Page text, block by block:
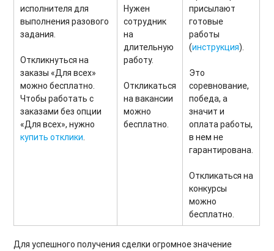
исполнителя для
выполнения разового
задания.
Откликнуться на
заказы «Для всех»
можно бесплатно.
Чтобы работать с
заказами без опции
«Для всех», нужно
купить отклики.
Нужен
сотрудник
на
длительную
работу.
Откликаться
на вакансии
можно
бесплатно.
присылают
готовые
работы
(инструкция).
Это
соревнование,
победа, а
значит и
оплата работы,
в нем не
гарантирована.
Откликаться на
конкурсы
можно
бесплатно.
Для успешного получения сделки огромное значение